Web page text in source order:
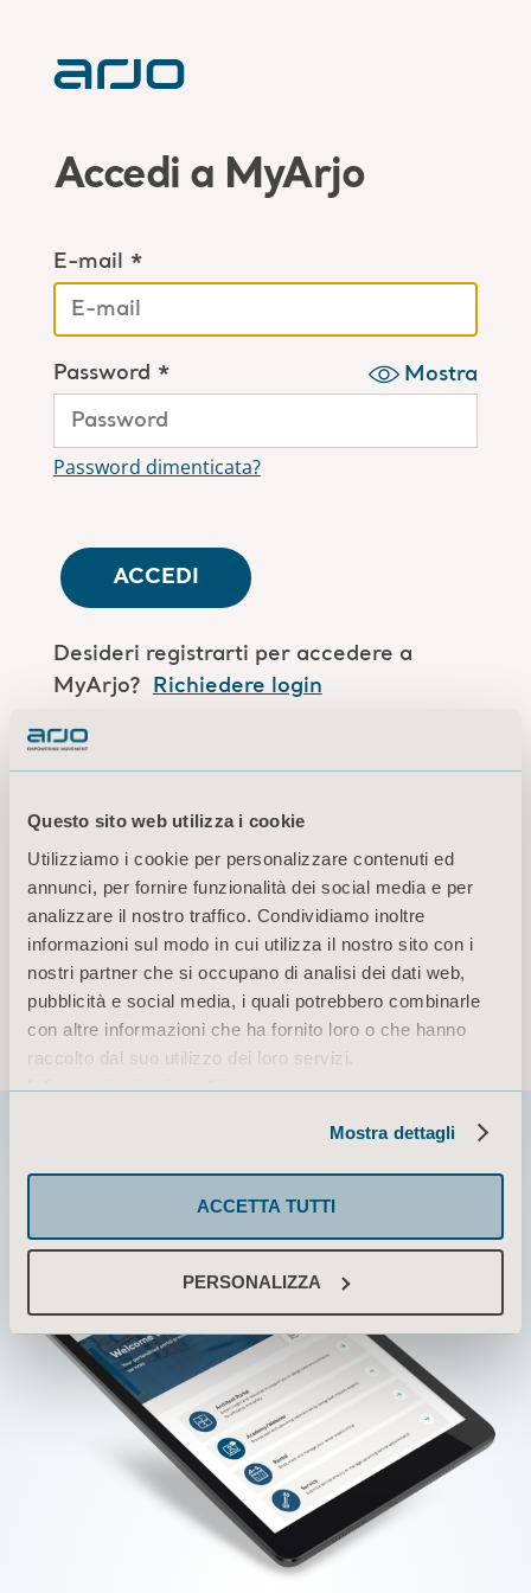
Questo sito web utilizza i cookie
Utilizziamo i cookie per personalizzare contenuti ed
annunci, per fornire funzionalità dei social media e per
analizzare il nostro traffico. Condividiamo inoltre
informazioni sul modo in cui utilizza il nostro sito con i
nostri partner che si occupano di analisi dei dati web,
pubblicità e social media, i quali potrebbero combinarle
con altre informazioni che ha fornito loro o che hanno
raccolto dal suo utilizzo dei loro servizi.
Informazioni sui cookie
Mostra dettagli
ACCETTA TUTTI
PERSONALIZZA
Accedi a MyArjo
E-mail *
Password * Mostra
Password dimenticata?
ACCEDI
Desideri registrarti per accedere a
MyArjo? Richiedere login
Sei un collaboratore Arjo?
Termini di utilizzo
Informativa sulla privacy
Informazioni sui cookie
© 2026 Arjo · Tutti i diritti riservati